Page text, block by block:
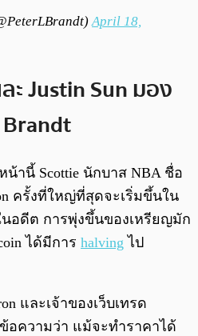
April 18,
ะ Justin Sun มอง
านี้ Scottie นักบาส NBA ชื่อ
ครั้งที่ใหญ่ที่สุดจะเริ่มขึ้นใน
อดีต การพุ่งขึ้นของเหรียญมัก
ได้มีการ halving ไป
และเจ้าของเว็บเทรด
อความว่า แม้จะทำราคาได้